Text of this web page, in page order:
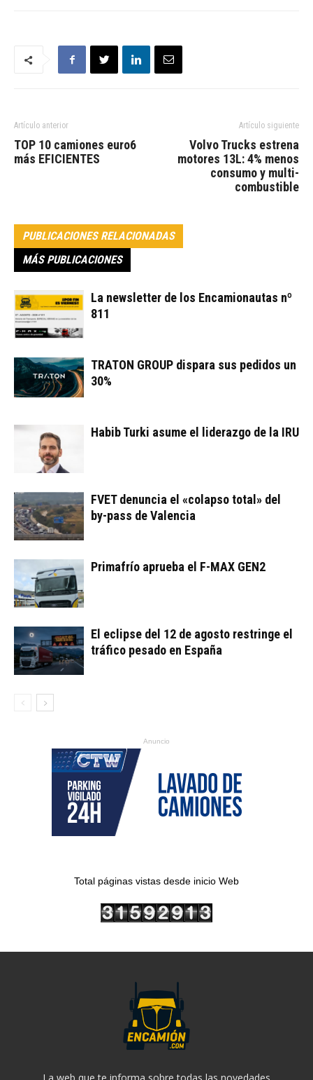
Artículo anterior
TOP 10 camiones euro6
más EFICIENTES
Artículo siguiente
Volvo Trucks estrena
motores 13L: 4% menos
consumo y multi-
combustible
PUBLICACIONES RELACIONADAS
MÁS PUBLICACIONES
La newsletter de los Encamionautas nº
811
TRATON GROUP dispara sus pedidos un
30%
Habib Turki asume el liderazgo de la IRU
FVET denuncia el «colapso total» del
by-pass de Valencia
Primafrío aprueba el F-MAX GEN2
El eclipse del 12 de agosto restringe el
tráfico pesado en España
Anuncio
Total páginas vistas desde inicio Web